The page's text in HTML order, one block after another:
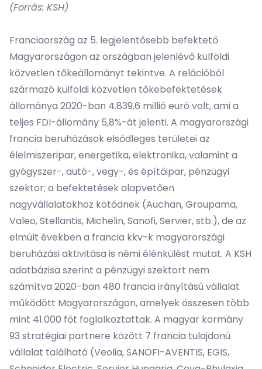
(Forrás: KSH)
Franciaország az 5. legjelentősebb befektető
Magyarországon az országban jelenlévő külföldi
közvetlen tőkeállományt tekintve. A relációból
származó külföldi közvetlen tőkebefektetések
állománya 2020-ban 4.839,6 millió euró volt, ami a
teljes FDI-állomány 5,8%-át jelenti. A magyarországi
francia beruházások elsődleges területei az
élelmiszeripar, energetika, elektronika, valamint a
gyógyszer-, autó-, vegy-, és építőipar, pénzügyi
szektor; a befektetések alapvetően
nagyvállalatokhoz kötődnek (Auchan, Groupama,
Valeo, Stellantis, Michelin, Sanofi, Servier, stb.), de az
elmúlt években a francia kkv-k magyarországi
beruházási aktivitása is némi élénkülést mutat. A KSH
adatbázisa szerint a pénzügyi szektort nem
számítva 2020-ban 480 francia irányítású vállalat
működött Magyarországon, amelyek összesen több
mint 41.000 főt foglalkoztattak. A magyar kormány
93 stratégiai partnere között 7 francia tulajdonú
vállalat található (Veolia, SANOFI-AVENTIS, EGIS,